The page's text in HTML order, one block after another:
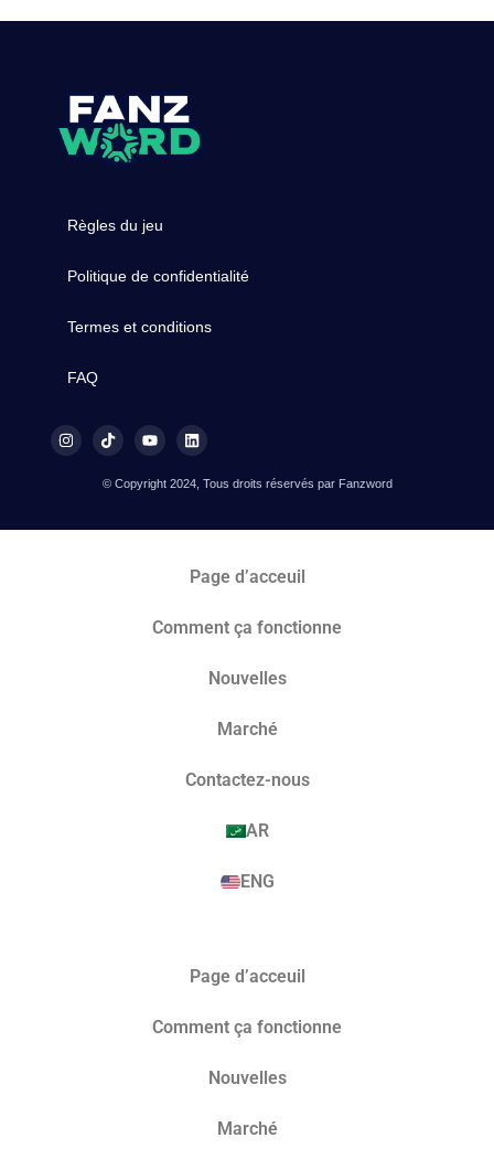
Règles du jeu
Politique de confidentialité
Termes et conditions
FAQ
© Copyright 2024, Tous droits réservés par Fanzword
Page d’acceuil
Comment ça fonctionne
Nouvelles
Marché​
Contactez-nous
AR
ENG
Page d’acceuil
Comment ça fonctionne
Nouvelles
Marché​